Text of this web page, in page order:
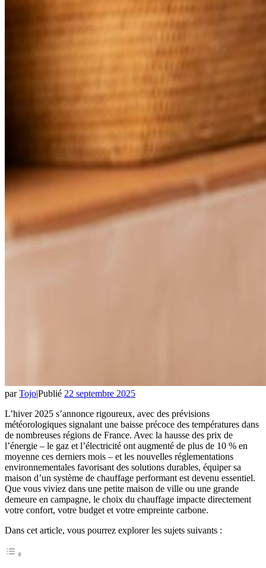
parTojo|Publié 22 septembre 2025
L’hiver 2025 s’annonce rigoureux, avec des prévisions
météorologiques signalant une baisse précoce des températures dans
de nombreuses régions de France. Avec la hausse des prix de
l’énergie – le gaz et l’électricité ont augmenté de plus de 10 % en
moyenne ces derniers mois – et les nouvelles réglementations
environnementales favorisant des solutions durables, équiper sa
maison d’un système de chauffage performant est devenu essentiel.
Que vous viviez dans une petite maison de ville ou une grande
demeure en campagne, le choix du chauffage impacte directement
votre confort, votre budget et votre empreinte carbone.
Dans cet article, vous pourrez explorer les sujets suivants :